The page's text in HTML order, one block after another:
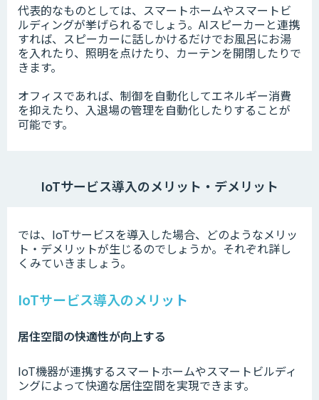
代表的なものとしては、スマートホームやスマートビ
ルディングが挙げられるでしょう。AIスピーカーと連携
すれば、スピーカーに話しかけるだけでお風呂にお湯
を入れたり、照明を点けたり、カーテンを開閉したりで
きます。
オフィスであれば、制御を自動化してエネルギー消費
を抑えたり、入退場の管理を自動化したりすることが
可能です。
IoTサービス導入のメリット・デメリット
では、IoTサービスを導入した場合、どのようなメリッ
ト・デメリットが生じるのでしょうか。それぞれ詳し
くみていきましょう。
IoTサービス導入のメリット
居住空間の快適性が向上する
IoT機器が連携するスマートホームやスマートビルディ
ングによって快適な居住空間を実現できます。